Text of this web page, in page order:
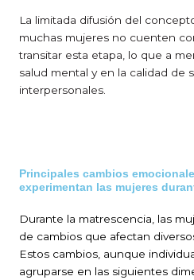
La limitada difusión del
muchas mujeres no cuenten
transitar esta etapa, lo que a
salud mental y en la calidad de
interpersonales.
Principales cambios
experimentan las mujeres
Durante la matrescencia, las
de cambios que afectan
Estos cambios, aunque
agruparse en las siguientes